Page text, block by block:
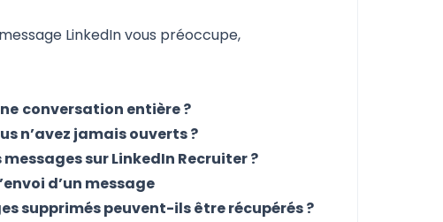
LinkedIn vous préoccupe,
conversation entière ?
n’avez jamais ouverts ?
sur LinkedIn Recruiter ?
d’un message
supprimés peuvent-ils être récupérés ?